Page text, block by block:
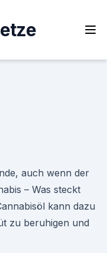
auch wenn der
– Was steckt
kann dazu
zu beruhigen und